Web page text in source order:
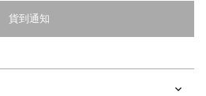
貨到通知